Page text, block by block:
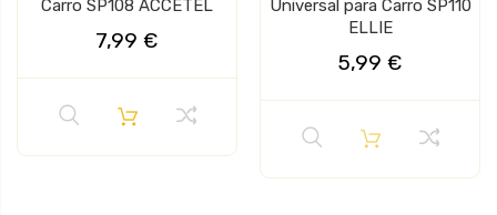
Carro SP108 ACCETEL
7,99 €
Universal para Carro SP110
ELLIE
5,99 €